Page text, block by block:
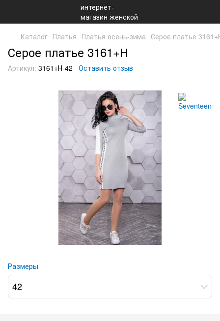
Каталог Платья Платья осень-зима Серое платье
Серое платье 3161+Н
Артикул: 3161+Н-42 Оставить отзыв
Размеры
42